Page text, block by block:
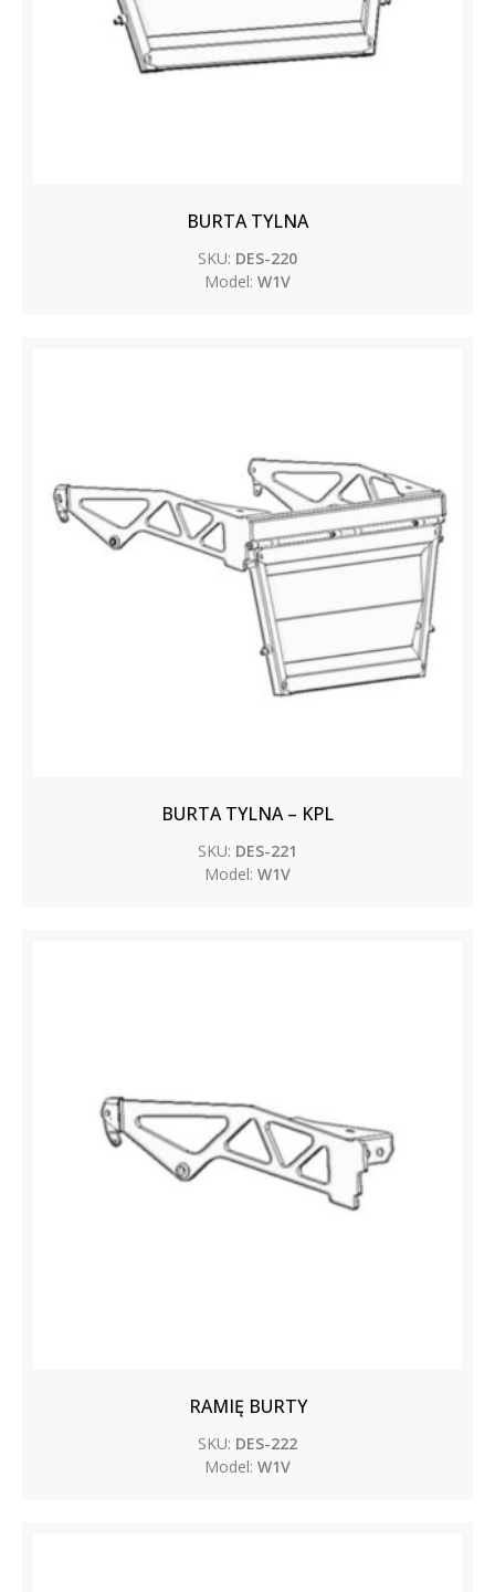
BURTA TYLNA
SKU: DES-220
Model: W1V
BURTA TYLNA – KPL
SKU: DES-221
Model: W1V
RAMIĘ BURTY
SKU: DES-222
Model: W1V